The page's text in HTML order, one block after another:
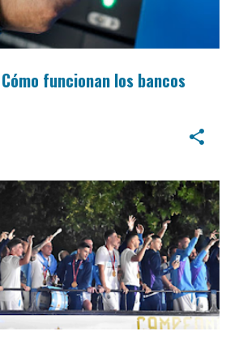
funcionan los bancos